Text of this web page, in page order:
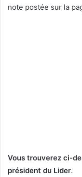
note postée sur la
Vous trouverez ci-
président du Lider.